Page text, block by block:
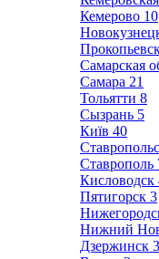
Кемерово 10
Самарская
Самара 21
Тольятти 8
Сызрань 5
Київ 40
Ставрополь
Кисловодск
Пятигорск 3
Нижний
Дзержинск 3